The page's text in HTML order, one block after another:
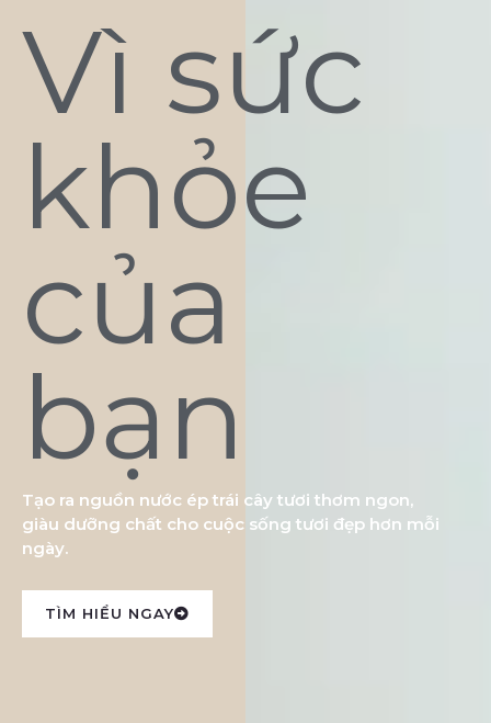
Vì sức
khỏe
của
bạn
Tạo ra nguồn nước ép trái cây tươi thơm ngon,
giàu dưỡng chất cho cuộc sống tươi đẹp hơn mỗi
ngày.
TÌM HIỂU NGAY